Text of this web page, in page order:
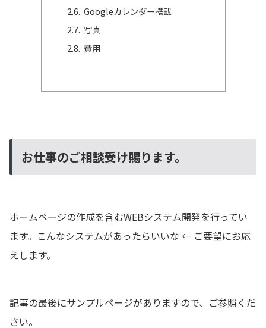
Googleカレンダー搭載
写真
費用
お仕事のご相談受け賜ります。
ホームページの作成を含むWEBシステム開発を行ってい
ます。こんなシステムがあったらいいな ← ご要望にお応
えします。
記事の最後にサンプルページがありますので、ご参照くだ
さい。